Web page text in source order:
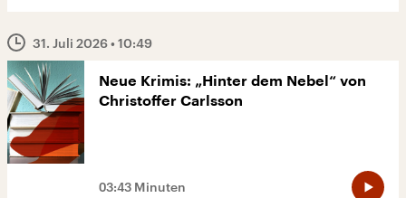
31. Juli 2026• 10:49
Neue Krimis: „Hinter dem Nebel“ von
Christoffer Carlsson
03:43 Minuten